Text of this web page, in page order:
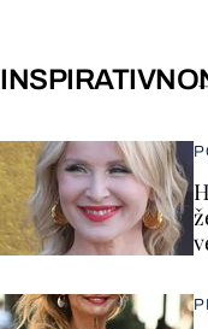
INSPIRATIVNO